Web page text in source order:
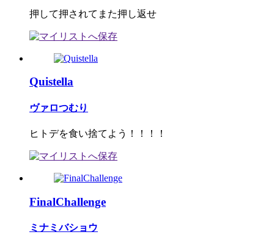
押して押されてまた押し返せ
Quistella
ヴァロつむり
ヒトデを食い捨てよう！！！！
FinalChallenge
ミナミバショウ